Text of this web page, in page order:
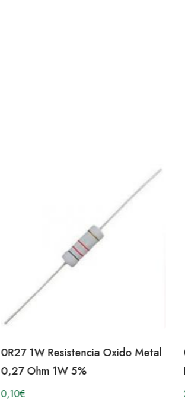
0R27 1W Resistencia Oxido Metal
0,27 Ohm 1W 5%
0,10€